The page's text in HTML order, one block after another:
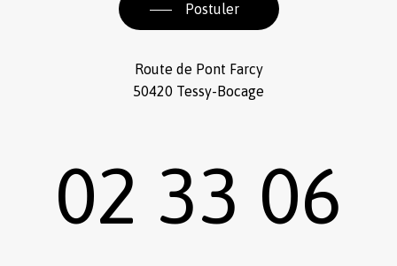
Postuler
Route de Pont Farcy
50420 Tessy-Bocage
02 33 06